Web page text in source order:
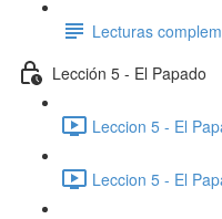
Lecturas
Lección 5 - El Papado
Leccion 5 - El
Leccion 5 - El